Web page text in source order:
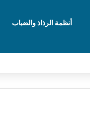
أنظمة الرذاذ والضباب